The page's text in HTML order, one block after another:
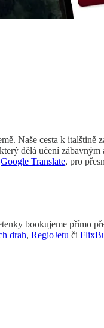
Naše cesta k italštině
dělá učení
Google Translate, pro
bookujeme přímo
drah, RegioJetu či